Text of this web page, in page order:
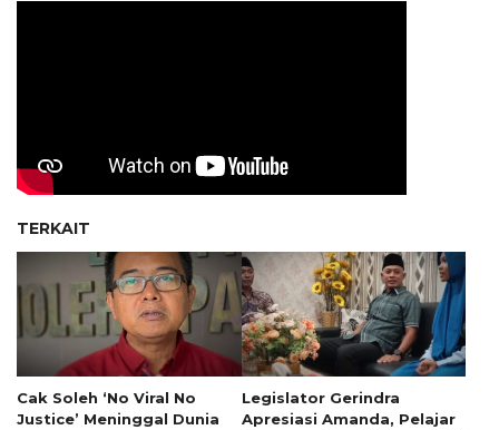
TERKAIT
Cak Soleh ‘No Viral No
Justice’ Meninggal Dunia
Legislator Gerindra
Apresiasi Amanda, Pelajar